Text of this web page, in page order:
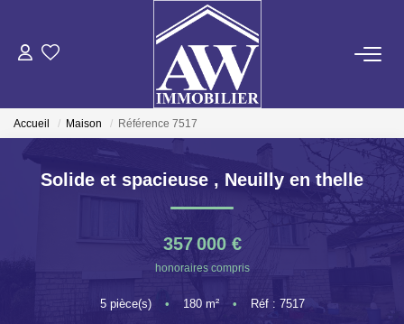
ACHETER
GESTION LOCATIVE
NOS AGENCES
Accueil Maison Référence 7517
Solide et spacieuse , Neuilly en thelle
357 000 €
honoraires compris
5pièce(s) • 180m² • Réf : 7517